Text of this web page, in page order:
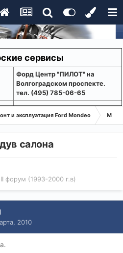
сервисы
Форд Центр "ПИЛОТ" на
Волгоградском проспекте.
тел. (495) 785-06-65
и эксплуатация Ford Mondeo
салона
форум (1993-2000 г.в)
2010